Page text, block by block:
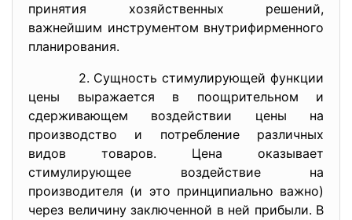
принятия хозяйственных решений,
важнейшим инструментом внутрифирменного
планирования.
2. Сущность стимулирующей функции
цены выражается в поощрительном и
сдерживающем воздействии цены на
производство и потребление различных
видов товаров. Цена оказывает
стимулирующее воздействие на
производителя (и это принципиально важно)
через величину заключенной в ней прибыли. В